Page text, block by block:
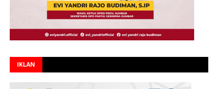
IKLAN